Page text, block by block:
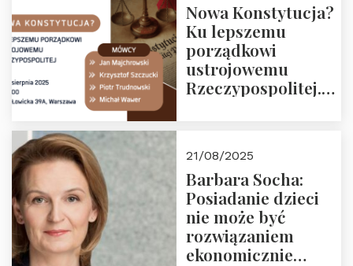
Nowa Konstytucja?
Ku lepszemu
porządkowi
ustrojowemu
Rzeczypospolitej.
Nowego
Ćwierćwiecza”
21/08/2025
Barbara Socha:
Posiadanie dzieci
nie może być
rozwiązaniem
ekonomicznie